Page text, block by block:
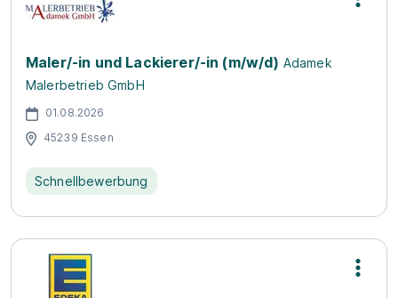
Maler/-in und Lackierer/-in (m/w/d) Adamek
Malerbetrieb GmbH
01.08.2026
45239 Essen
Schnellbewerbung